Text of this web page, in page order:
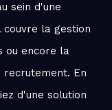
sein d'une
la gestion
ou encore la
En
d'une solution